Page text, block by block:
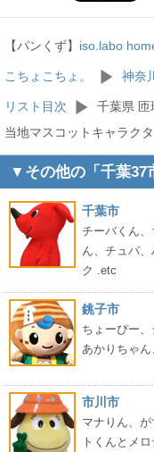
【パンくず】 iso.labo
こちょこちょ。 神奈
リスト目次
千葉県 匝
当地マスコットキャラク
▼その他の「千葉37
千葉市
チーバくん、
ん、チュバ
ク .etc
銚子市
ちょーぴー、
あかりちゃ
市川市
マナりん、
トくんとメ